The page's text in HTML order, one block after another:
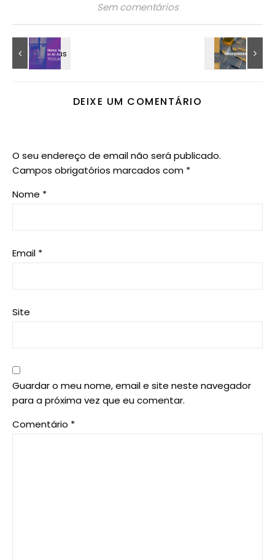
Sem comentários
DEIXE UM COMENTÁRIO
O seu endereço de email não será publicado.
Campos obrigatórios marcados com *
Nome *
Email *
Site
Guardar o meu nome, email e site neste navegador
para a próxima vez que eu comentar.
Comentário *